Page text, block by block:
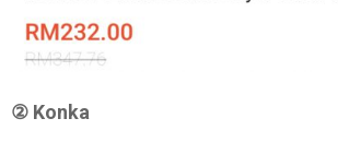
② Konka